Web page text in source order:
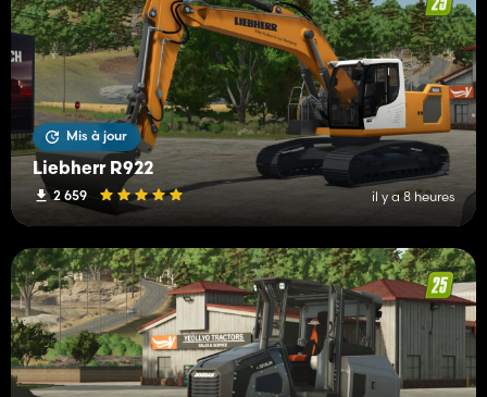
Mis à jour
Liebherr R922
2 659 il y a 8 heures